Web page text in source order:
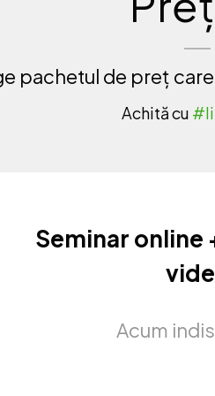
pachetul de preț
Achită cu
Seminar online
Acum